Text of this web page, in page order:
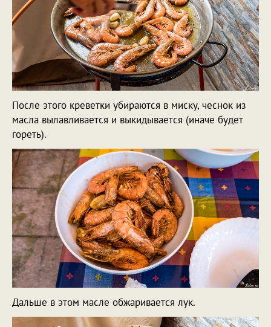
После этого креветки убираются в миску, чеснок из
масла вылавливается и выкидывается (иначе будет
гореть).
Дальше в этом масле обжаривается лук.